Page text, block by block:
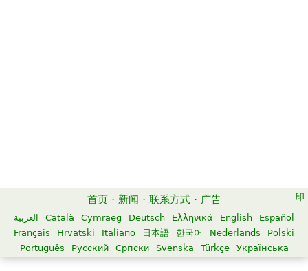
首页 · 新闻 · 联系方式 · 广告
العربية Català Cymraeg Deutsch Ελληνικά English
Español
Français
Hrvatski Italiano 日本語 한국어 Nederlands
Polski
Português
Русский Српски Svenska Türkçe Українська